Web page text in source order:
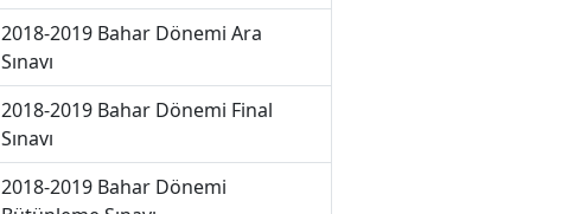
2018-2019 Bahar Dönemi Ara
Sınavı
2018-2019 Bahar Dönemi Final
Sınavı
2018-2019 Bahar Dönemi